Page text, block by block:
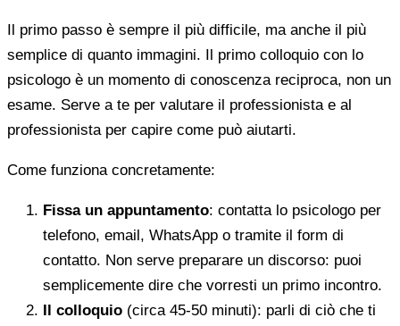
Il primo passo è sempre il più difficile, ma anche il più
semplice di quanto immagini. Il primo colloquio con lo
psicologo è un momento di conoscenza reciproca, non un
esame. Serve a te per valutare il professionista e al
professionista per capire come può aiutarti.
Come funziona concretamente:
Fissa un appuntamento: contatta lo psicologo per
telefono, email, WhatsApp o tramite il form di
contatto. Non serve preparare un discorso: puoi
semplicemente dire che vorresti un primo incontro.
Il colloquio (circa 45-50 minuti): parli di ciò che ti